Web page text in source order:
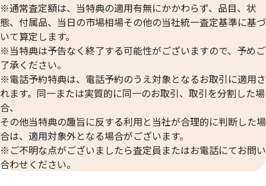
※通常査定額は、当特典の適用有無にかかわらず、品目、状
態、付属品、当日の市場相場その他の当社統一査定基準に基づ
いて算定します。
※当特典は予告なく終了する可能性がございますので、予めご
了承ください。
※電話予約特典は、電話予約のうえ対象となるお取引に適用さ
れます。同一または実質的に同一のお取引、取引を分割した場
合、
その他当特典の趣旨に反する利用と当社が合理的に判断した場
合は、適用対象外となる場合がございます。
※ご不明な点がございましたら査定員またはお電話にてお問い
合わせください。